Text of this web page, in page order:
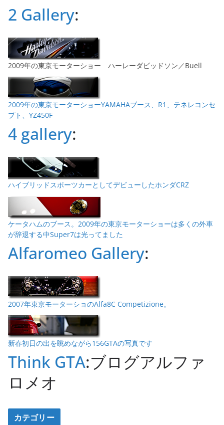
2 Gallery:
2009年の東京モーターショー ハーレーダビッドソン／Buell
2009年の東京モーターショーYAMAHAブース、R1、テネレコンセ
プト、YZ450F
4 gallery:
ハイブリッドスポーツカーとしてデビューしたホンダCRZ
ケータハムのブース。2009年の東京モーターショーは多くの外車
が辞退する中Super7は光ってました
Alfaromeo Gallery:
2007年東京モーターショのAlfa8C Competizione。
新春初日の出を眺めながら156GTAの写真です
Think GTA:ブログアルファ
ロメオ
カテゴリー